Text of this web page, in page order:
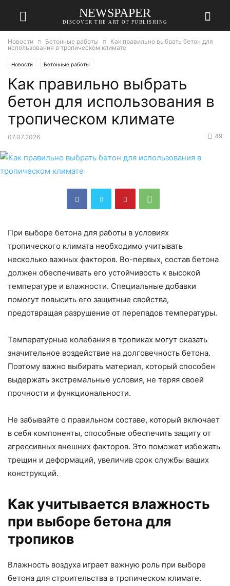
NEWSPAPER
DISCOVER THE ART OF PUBLISHING
Новости Бетонные работы
Как правильно выбрать бетон для
использования в тропическом климате
Новости Бетонные работы
Как правильно выбрать
бетон для использования в
тропическом климате
07.07.2026 49
При выборе бетона для работы в условиях
тропического климата необходимо учитывать
несколько важных факторов. Во-первых, состав бетона
должен обеспечивать его устойчивость к высокой
температуре и влажности. Специальные добавки
помогут повысить его защитные свойства,
предотвращая разрушение от перепадов температуры.
Температурные колебания в тропиках могут оказать
значительное воздействие на долговечность бетона.
Поэтому важно выбирать материал, который способен
выдержать экстремальные условия, не теряя своей
прочности и функциональности.
Не забывайте о правильном составе, который включает
в себя компоненты, способные обеспечить защиту от
агрессивных внешних факторов. Это поможет избежать
трещин и деформаций, увеличив срок службы ваших
конструкций.
Как учитывается влажность
при выборе бетона для
тропиков
Влажность воздуха играет важную роль при выборе
бетона для строительства в тропическом климате.